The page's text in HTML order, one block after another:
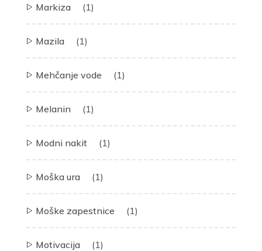
Markiza (1)
Mazila (1)
Mehčanje vode (1)
Melanin (1)
Modni nakit (1)
Moška ura (1)
Moške zapestnice (1)
Motivacija (1)